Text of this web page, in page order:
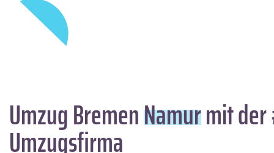
Umzug BremenNamurmit der
Umzugsfirma